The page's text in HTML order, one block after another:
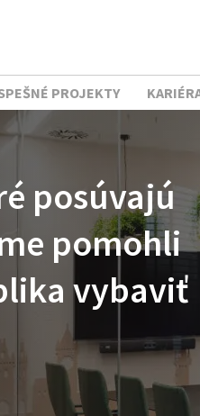
PROJEKTY
posúvajú
pomohli
vybaviť